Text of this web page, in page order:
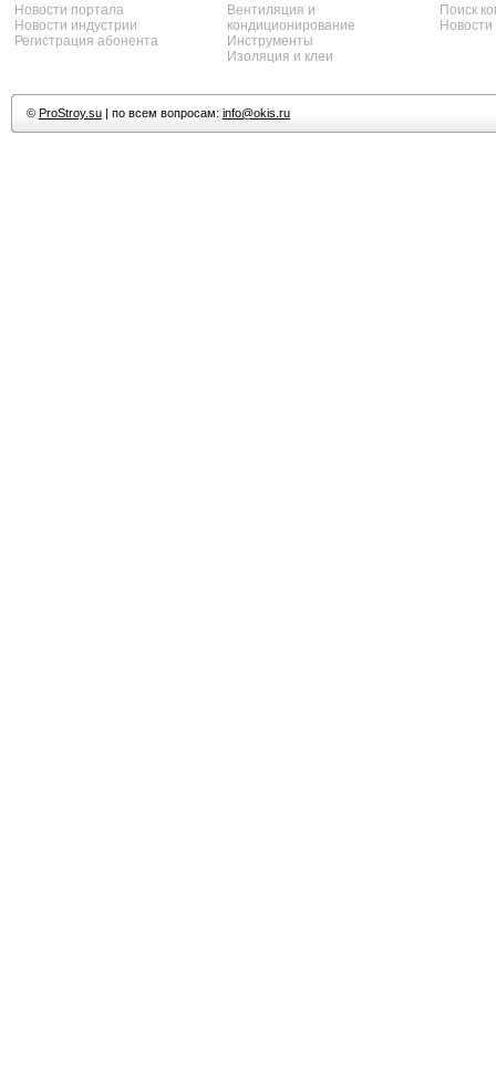
Новости портала
Новости индустрии
Регистрация абонента
Вентиляция и
кондиционирование
Инструменты
Изоляция и клеи
Поиск
© ProStroy.su| по всем вопросам: info@okis.ru